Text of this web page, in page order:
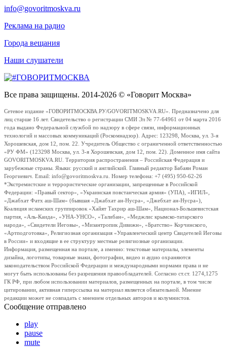
info@govoritmoskva.ru
Реклама на радио
Города вещания
Наши слушатели
Все права защищены. 2014-2026 © «Говорит Москва»
Сетевое издание «ГОВОРИТМОСКВА.РУ/GOVORITMOSKVA.RU». Предназначено для
лиц старше 16 лет. Свидетельство о регистрации СМИ Эл № 77-64961 от 04 марта 2016
года выдано Федеральной службой по надзору в сфере связи, информационных
технологий и массовых коммуникаций (Роскомнадзор). Адрес: 123298, Москва, ул. 3-я
Хорошевская, дом 12, пом. 22. Учредитель Общество с ограниченной ответственностью
«РУ ФМ» (123298 Москва, ул. 3-я Хорошевская, дом 12, пом. 22). Доменное имя сайта
GOVORITMOSKVA.RU. Территория распространения – Российская Федерация и
зарубежные страны. Языки: русский и английский. Главный редактор Бабаян Роман
Георгиевич. Email: info@govoritmoskva.ru. Номер телефона: +7 (495) 950-62-26
*Экстремистские и террористические организации, запрещенные в Российской
Федерации: «Правый сектор», «Украинская повстанческая армия» (УПА), «ИГИЛ»,
«Джабхат Фатх аш-Шам» (бывшая «Джабхат ан-Нусра», «Джебхат ан-Нусра»),
Коалиция исламских группировок «Хайят Тахрир аш-Шам», Национал-Большевистская
партия, «Аль-Каида», «УНА-УНСО», «Талибан», «Меджлис крымско-татарского
народа», «Свидетели Иеговы», «Мизантропик Дивижн», «Братство» Корчинского,
«Артподготовка», Религиозная организация «Управленческий центр Свидетелей Иеговы
в России» и входящие в ее структуру местные религиозные организации.
Информация, размещенная на портале, а именно: текстовые материалы, элементы
дизайна, логотипы, товарные знаки, фотографии, видео и аудио охраняются
законодательством Российской Федерации и международными нормами права и не
могут быть использованы без разрешения правообладателей. Согласно ст.ст. 1274,1275
ГК РФ, при любом использовании материалов, размещенных на портале, в том числе
цитировании, активная гиперссылка на материал является обязательной. Мнение
редакции может не совпадать с мнением отдельных авторов и колумнистов.
Сообщение отправлено
play
pause
mute